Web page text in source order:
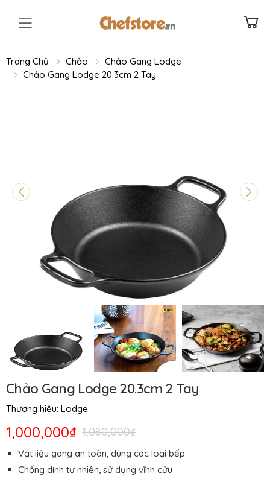
Toggle mobile menu
Trang Chủ Chảo
Chảo Gang Lodge
Chảo Gang Lodge 20.3cm 2 Tay
Chảo Gang Lodge 20.3cm 2 Tay
Thương hiệu: Lodge
1,000,000₫ 1,080,000₫
Vật liệu gang an toàn, dùng các loại bếp
Chống dính tự nhiên, sử dụng vĩnh cửu